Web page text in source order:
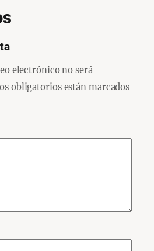
electrónico no será
obligatorios están marcados